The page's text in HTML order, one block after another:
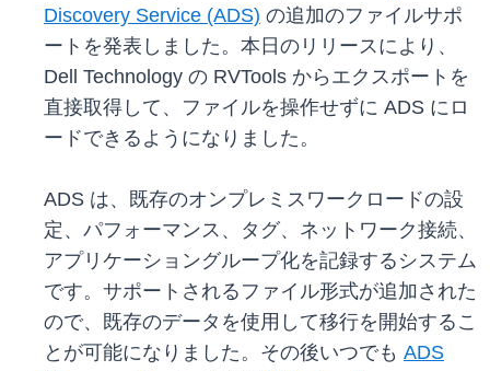
Discovery Service (ADS) の追加のファイルサポ
ートを発表しました。本日のリリースにより、
Dell Technology の RVTools からエクスポートを
直接取得して、ファイルを操作せずに ADS にロ
ードできるようになりました。
ADS は、既存のオンプレミスワークロードの設
定、パフォーマンス、タグ、ネットワーク接続、
アプリケーショングループ化を記録するシステム
です。サポートされるファイル形式が追加された
ので、既存のデータを使用して移行を開始するこ
とが可能になりました。その後いつでも ADS